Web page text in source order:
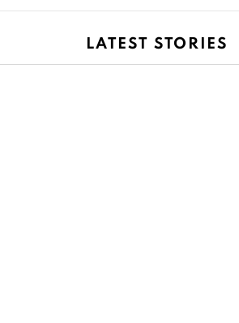
LATEST STORIES